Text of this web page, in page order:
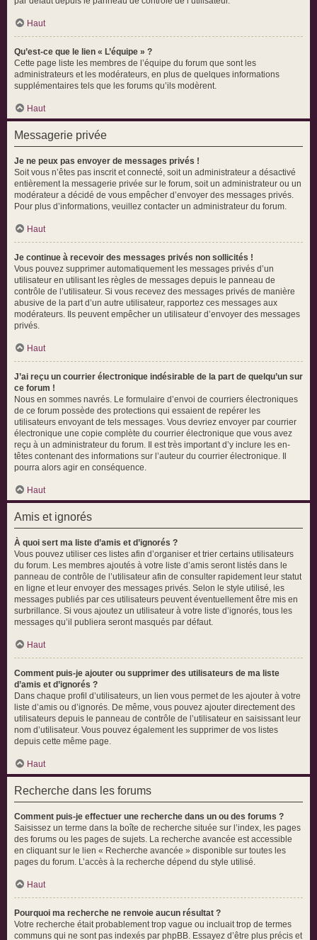
Haut
Qu’est-ce que le lien « L’équipe » ?
Cette page liste les membres de l’équipe du forum que sont les
administrateurs et les modérateurs, en plus de quelques informations
supplémentaires tels que les forums qu’ils modèrent.
Haut
Messagerie privée
Je ne peux pas envoyer de messages privés !
Soit vous n’êtes pas inscrit et connecté, soit un administrateur a désactivé
entièrement la messagerie privée sur le forum, soit un administrateur ou un
modérateur a décidé de vous empêcher d’envoyer des messages privés.
Pour plus d’informations, veuillez contacter un administrateur du forum.
Haut
Je continue à recevoir des messages privés non sollicités !
Vous pouvez supprimer automatiquement les messages privés d’un
utilisateur en utilisant les règles de messages depuis le panneau de
contrôle de l’utilisateur. Si vous recevez des messages privés de manière
abusive de la part d’un autre utilisateur, rapportez ces messages aux
modérateurs. Ils peuvent empêcher un utilisateur d’envoyer des messages
privés.
Haut
J’ai reçu un courrier électronique indésirable de la part de quelqu’un sur
ce forum !
Nous en sommes navrés. Le formulaire d’envoi de courriers électroniques
de ce forum possède des protections qui essaient de repérer les
utilisateurs envoyant de tels messages. Vous devriez envoyer par courrier
électronique une copie complète du courrier électronique que vous avez
reçu à un administrateur du forum. Il est très important d’y inclure les en-
têtes contenant des informations sur l’auteur du courrier électronique. Il
pourra alors agir en conséquence.
Haut
Amis et ignorés
À quoi sert ma liste d’amis et d’ignorés ?
Vous pouvez utiliser ces listes afin d’organiser et trier certains utilisateurs
du forum. Les membres ajoutés à votre liste d’amis seront listés dans le
panneau de contrôle de l’utilisateur afin de consulter rapidement leur statut
en ligne et leur envoyer des messages privés. Selon le style utilisé, les
messages publiés par ces utilisateurs peuvent éventuellement être mis en
surbrillance. Si vous ajoutez un utilisateur à votre liste d’ignorés, tous les
messages qu’il publiera seront masqués par défaut.
Haut
Comment puis-je ajouter ou supprimer des utilisateurs de ma liste
d’amis et d’ignorés ?
Dans chaque profil d’utilisateurs, un lien vous permet de les ajouter à votre
liste d’amis ou d’ignorés. De même, vous pouvez ajouter directement des
utilisateurs depuis le panneau de contrôle de l’utilisateur en saisissant leur
nom d’utilisateur. Vous pouvez également les supprimer de vos listes
depuis cette même page.
Haut
Recherche dans les forums
Comment puis-je effectuer une recherche dans un ou des forums ?
Saisissez un terme dans la boîte de recherche située sur l’index, les pages
des forums ou les pages de sujets. La recherche avancée est accessible
en cliquant sur le lien « Recherche avancée » disponible sur toutes les
pages du forum. L’accès à la recherche dépend du style utilisé.
Haut
Pourquoi ma recherche ne renvoie aucun résultat ?
Votre recherche était probablement trop vague ou incluait trop de termes
communs qui ne sont pas indexés par phpBB. Essayez d’être plus précis et